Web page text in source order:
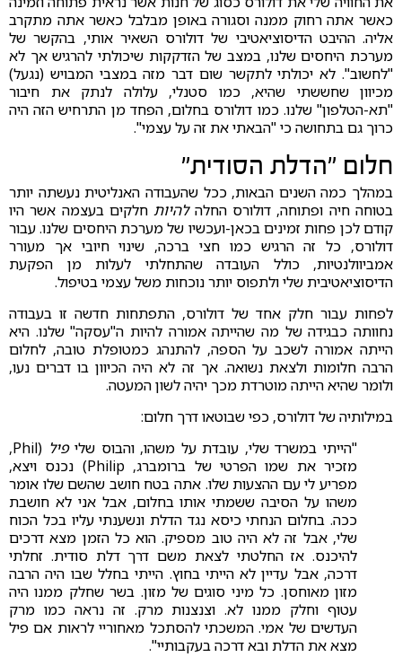
כאשר אתה רחוק ממנה וסגורה באופן מבלבל כאשר אתה מתקרב
אליה. ההיבט הדיסוציאטיבי של דולורס השאיר אותי, בהקשר של
מערכת היחסים שלנו, במצב של הזדקקות שיכולתי להרגיש אך לא
"לחשוב". לא יכולתי לתקשר שום דבר מזה במצבי המבויש (נגעל)
מכיוון שחששתי שהיא, כמו סטנלי, עלולה לנתק את חיבור
"תא-הטלפון" שלנו. כמו דולורס בחלום, הפחד מן התרחיש הזה היה
כרוך גם בתחושה כי "הבאתי את זה על עצמי".
חלום "הדלת הסודית"
במהלך כמה השנים הבאות, ככל שהעבודה האנליטית נעשתה יותר
בטוחה חיה ופתוחה, דולורס החלהלהיותחלקים בעצמה אשר היו
קודם לכן פחות זמינים בכאן-ועכשיו של מערכת היחסים שלנו. עבור
דולורס, כל זה הרגיש כמו חצי ברכה, שינוי חיובי אך מעורר
אמביוולנטיות, כולל העובדה שהתחלתי לעלות מן הפקעת
הדיסוציאטיבית שלי ולתפוס יותר נוכחות משל עצמי בטיפול.
לפחות עבור חלק אחד של דולורס, התפתחות חדשה זו בעבודה
נחוותה כבגידה של מה שהייתה אמורה להיות ה"עסקה" שלנו. היא
הייתה אמורה לשכב על הספה, להתנהג כמטופלת טובה, לחלום
הרבה חלומות ולצאת נשואה. אך זה לא היה הכיוון בו דברים נעו,
ולומר שהיא הייתה מוטרדת מכך יהיה לשון המעטה.
במילותיה של דולורס, כפי שבוטאו דרך חלום:
"הייתי במשרד שלי, עובדת על משהו, והבוס שליפיל
(Phil,
מזכיר את שמו הפרטי של ברומברג, Philip) נכנס ויצא,
מפריע לי עם ההצעות שלו. אתה בטח חושב שהשם שלו אומר
משהו על הסיבה ששמתי אותו בחלום, אבל אני לא חושבת
ככה. בחלום הנחתי כיסא נגד הדלת ונשענתי עליו בכל הכוח
שלי, אבל זה לא היה טוב מספיק. הוא כל הזמן מצא דרכים
להיכנס. אז החלטתי לצאת משם דרך דלת סודית. זחלתי
דרכה, אבל עדיין לא הייתי בחוץ. הייתי בחלל שבו היה הרבה
מזון מאוחסן. כל מיני סוגים של מזון. בשר שחלק ממנו היה
עטוף וחלק ממנו לא. וצנצנות מרק. זה נראה כמו מרק
העדשים של אמי. המשכתי להסתכל מאחוריי לראות אם פיל
מצא את הדלת ובא דרכה בעקבותיי".